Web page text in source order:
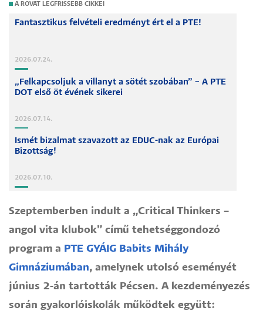
A ROVAT LEGFRISSEBB CIKKEI
Fantasztikus felvételi eredményt ért el a PTE!
2026.07.24.
„Felkapcsoljuk a villanyt a sötét szobában” – A PTE
DOT első öt évének sikerei
2026.07.14.
Ismét bizalmat szavazott az EDUC-nak az Európai
Bizottság!
2026.07.10.
Szeptemberben indult a „Critical Thinkers –
angol vita klubok” című tehetséggondozó
program a PTE GYÁIG Babits Mihály
Gimnáziumában, amelynek utolsó eseményét
június 2-án tartották Pécsen. A kezdeményezés
során gyakorlóiskolák működtek együtt: